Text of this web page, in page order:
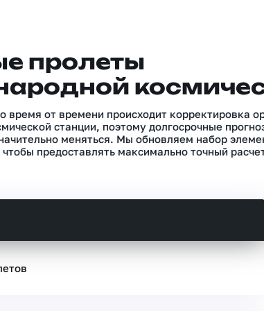
пролеты
время от времени происходит корректировка
станции, поэтому долгосрочные
меняться. Мы обновляем набор
предоставлять максимально точный